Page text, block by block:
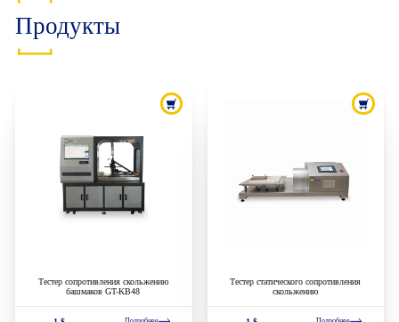
Продукты
Тестер сопротивления скольжению
башмаков GT-KB48
Тестер статического сопротивления
скольжению